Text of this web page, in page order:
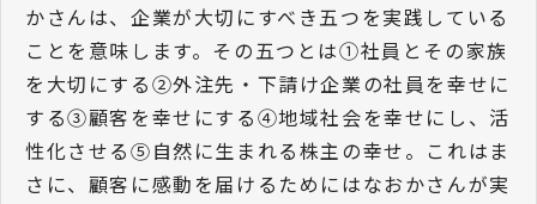
かさんは、企業が大切にすべき五つを実践している
ことを意味します。その五つとは①社員とその家族
を大切にする②外注先・下請け企業の社員を幸せに
する③顧客を幸せにする④地域社会を幸せにし、活
性化させる⑤自然に生まれる株主の幸せ。これはま
さに、顧客に感動を届けるためにはなおかさんが実